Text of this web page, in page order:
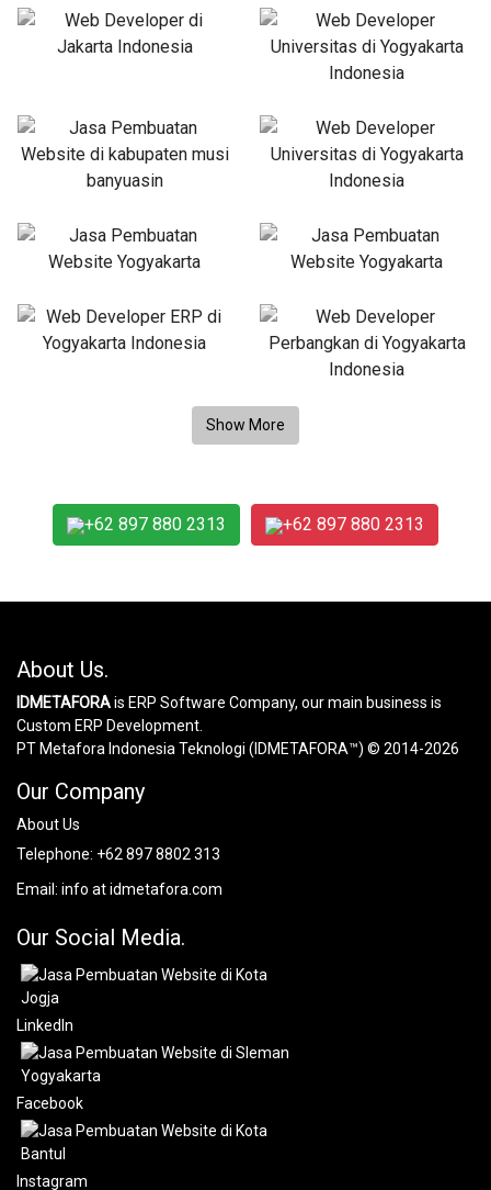
+62 897 880 2313 +62 897 880 2313
About Us.
IDMETAFORAis ERP Software Company, our main business is
Custom ERP Development.
PT Metafora Indonesia Teknologi (IDMETAFORA™) © 2014-2026
Our Company
About Us
Telephone: +62 897 8802 313
Email: info at idmetafora.com
Our Social Media.
LinkedIn
Facebook
Instagram